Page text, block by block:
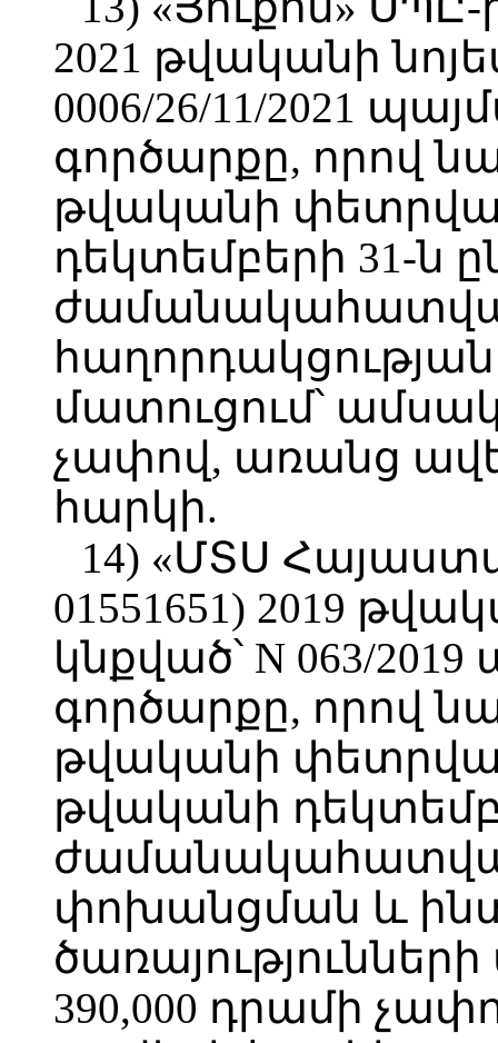
2021 թվականի
0006/26/11/2021
գործարքը, որով
թվականի
դեկտեմբերի 31-ն
հաղորդակցության
մատուցում՝
չափով, առանց
հարկի.
14) «ՄՏՍ
01551651) 2019
կնքված՝ N 063/
գործարքը, որով
թվականի
թվականի
փոխանցման և
390,000 դրամի